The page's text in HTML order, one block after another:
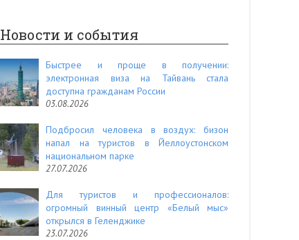
er
es
t
e
d
Новости и события
Быстрее и проще в получении:
электронная виза на Тайвань стала
доступна гражданам России
03.08.2026
Подбросил человека в воздух: бизон
напал на туристов в Йеллоустонском
национальном парке
27.07.2026
Для туристов и профессионалов:
огромный винный центр «Белый мыс»
открылся в Геленджике
23.07.2026